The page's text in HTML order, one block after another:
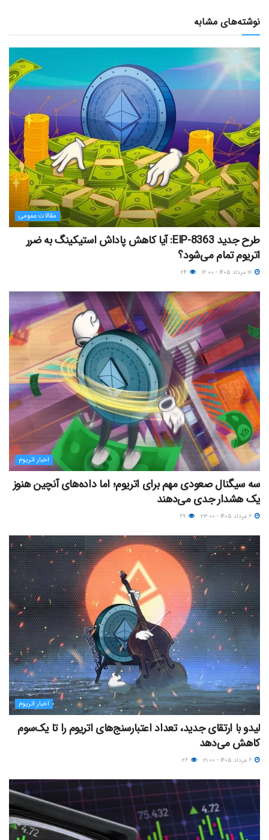
نوشته‌های مشابه
مقالات عمومی
طرح جدید EIP-8363: آیا کاهش پاداش استیکینگ به ضرر
اتریوم تمام می‌شود؟
اخبار اتریوم
سه سیگنال صعودی مهم برای اتریوم؛ اما داده‌های آنچین هنوز
یک هشدار جدی می‌دهند
اخبار اتریوم
لیدو با ارتقای جدید، تعداد اعتبارسنج‌های اتریوم را تا یک‌سوم
کاهش می‌دهد